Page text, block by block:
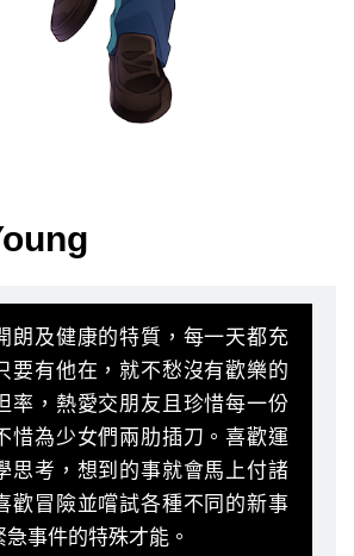
朗及健康的特質，每一天都充
要有他在，就不愁沒有歡樂的
率，熱愛交朋友且珍惜每一份
惜為少女們兩肋插刀。喜歡運
思考，想到的事就會馬上付諸
歡冒險並嚐試各種不同的新事
事件的特殊才能。